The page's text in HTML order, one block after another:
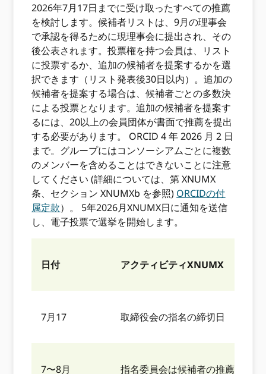
2026年7月17日までに受け取ったすべての推薦
を検討します。候補者リストは、9月の理事会
で承認を得るために現理事会に提出され、その
後公表されます。投票権を持つ会員は、リスト
に投票するか、追加の候補者を提案するかを選
択できます（リスト発表後30日以内）。追加の
候補者を提案する場合は、候補者ごとの多数決
による投票となります。追加の候補者を提案す
るには、20以上の会員団体が書面で推薦を提出
する必要があります。 ORCID 4 年 2026 月 2 日
まで。グループにはコンソーシアムごとに複数
のメンバーを含めることはできないことに注意
してください (詳細については、第 XNUMX
条、セクション XNUMXb を参照) ORCIDの付
属定款）。 5年2026月XNUMX日に通知を送信
し、電子投票で選挙を開始します。
日付 アクティビティXNUMX
7月17 取締役会の指名の締切日
7〜8月 指名委員会は候補者の推薦を審